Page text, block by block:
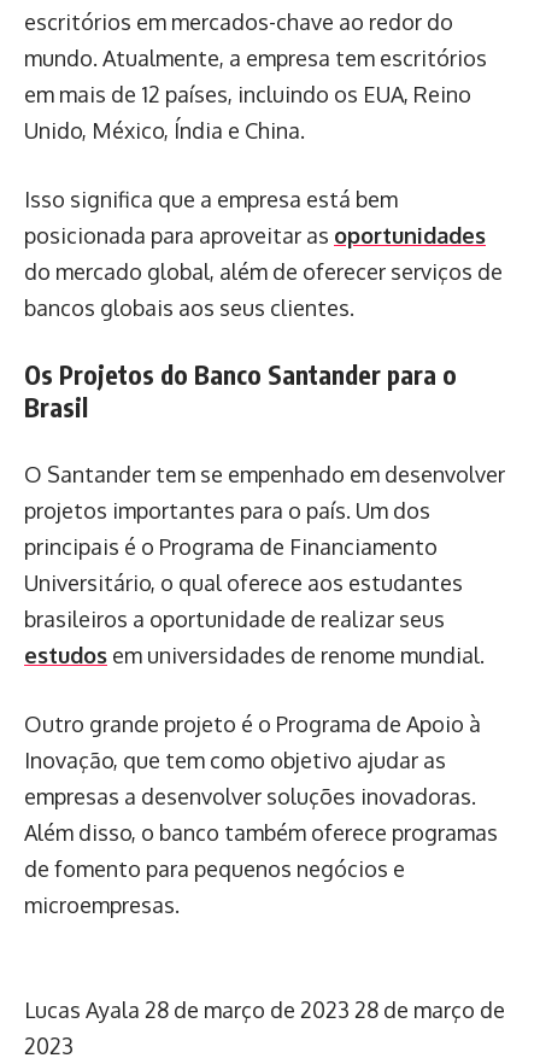
escritórios em mercados-chave ao redor do
mundo. Atualmente, a empresa tem escritórios
em mais de 12 países, incluindo os EUA, Reino
Unido, México, Índia e China.
Isso significa que a empresa está bem
posicionada para aproveitar as oportunidades
do mercado global, além de oferecer serviços de
bancos globais aos seus clientes.
Os Projetos do Banco Santander para o
Brasil
O Santander tem se empenhado em desenvolver
projetos importantes para o país. Um dos
principais é o Programa de Financiamento
Universitário, o qual oferece aos estudantes
brasileiros a oportunidade de realizar seus
estudos em universidades de renome mundial.
Outro grande projeto é o Programa de Apoio à
Inovação, que tem como objetivo ajudar as
empresas a desenvolver soluções inovadoras.
Além disso, o banco também oferece programas
de fomento para pequenos negócios e
microempresas.
Lucas Ayala 28 de março de 2023 28 de março de
2023